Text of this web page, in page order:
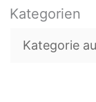
h
Kategorien